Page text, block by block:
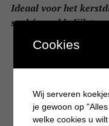
Ideaal voor het
snel én makkelijk te
Cookies
Wij serveren
je gewoon op
welke cookies u